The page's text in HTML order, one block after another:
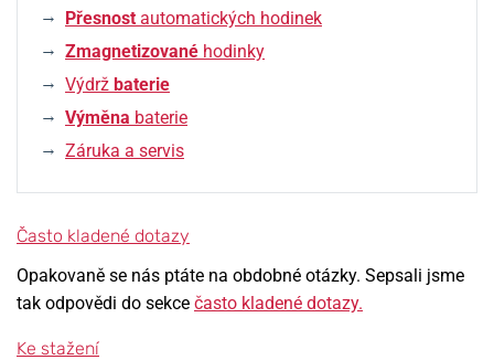
Přesnost automatických hodinek
Zmagnetizované hodinky
Výdrž baterie
Výměna baterie
Záruka a servis
Často kladené dotazy
Opakovaně se nás ptáte na obdobné otázky. Sepsali jsme
tak odpovědi do sekce často kladené dotazy.
Ke stažení